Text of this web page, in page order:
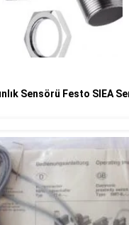
Sensörü Festo SIEA